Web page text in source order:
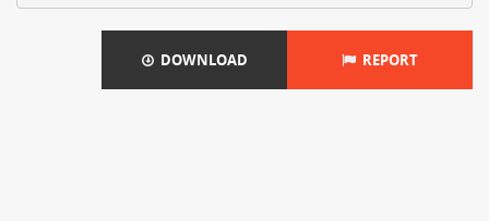
DOWNLOAD REPORT